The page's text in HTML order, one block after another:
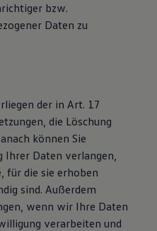
bzw.
Daten zu
der in Art. 17
die Löschung
können Sie
Ihrer Daten verlangen,
für die sie erhoben
sind. Außerdem
wenn wir Ihre Daten
verarbeiten und